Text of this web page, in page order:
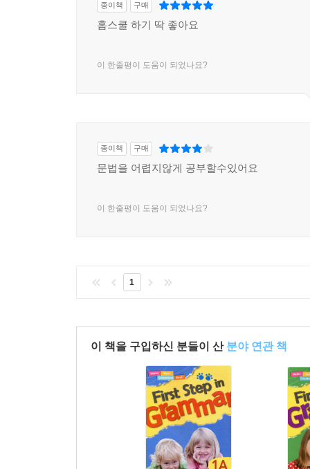
종이책 구매
홈스쿨 하기 딱 좋아요
이 한줄평이 도움이 되었나요?
종이책 구매
문법을 어렵지않게 공부할수있어요
이 한줄평이 도움이 되었나요?
1
이 책을 구입하신 분들이 산 분야 연관 책